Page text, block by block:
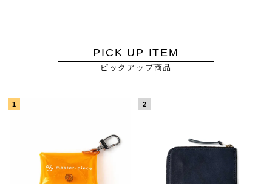
PICK UP ITEM
ピックアップ商品